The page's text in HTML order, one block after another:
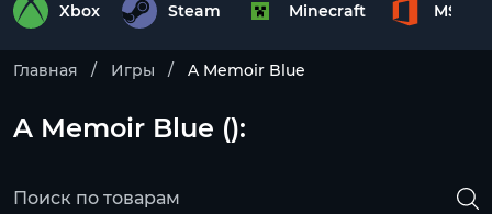
Xbox Steam Minecraft MS
Главная Игры A Memoir Blue
A Memoir Blue ():